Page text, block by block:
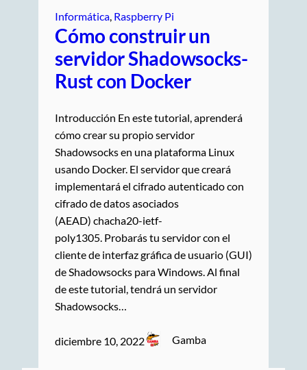
Informática Raspberry Pi
Cómo construir un
servidor Shadowsocks-
Rust con Docker
Introducción En este tutorial, aprenderá
cómo crear su propio servidor
Shadowsocks en una plataforma Linux
usando Docker. El servidor que creará
implementará el cifrado autenticado con
cifrado de datos asociados
(AEAD) chacha20-ietf-
poly1305. Probarás tu servidor con el
cliente de interfaz gráfica de usuario (GUI)
de Shadowsocks para Windows. Al final
de este tutorial, tendrá un servidor
Shadowsocks…
diciembre 10, 2022 Gamba